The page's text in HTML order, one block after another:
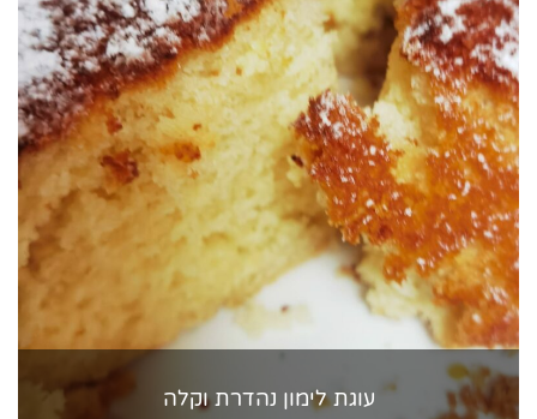
עוגת לימון נהדרת וקלה